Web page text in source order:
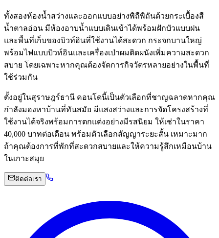
ทั้งสองห้องน้ำสว่างและออกแบบอย่างพิถีพิถันด้วยกระเบื้องสี
น้ำตาลอ่อน มีห้องอาบน้ำแบบเดินเข้าได้พร้อมฝักบัวแบบฝน
และพื้นที่เก็บของบิวท์อินที่ใช้งานได้สะดวก กระจกบานใหญ่
พร้อมไฟแบบบิวท์อินและเครื่องเป่าผมติดผนังเพิ่มความสะดวก
สบาย โดยเฉพาะหากคุณต้องจัดการกิจวัตรหลายอย่างในพื้นที่
ใช้ร่วมกัน
ตั้งอยู่ในสุราษฎร์ธานี คอนโดนี้เป็นตัวเลือกที่ชาญฉลาดหากคุณ
กำลังมองหาบ้านที่ทันสมัย มีแสงสว่างและการจัดโครงสร้างที่
ใช้งานได้จริงพร้อมการตกแต่งอย่างมีรสนิยม ให้เช่าในราคา
40,000 บาทต่อเดือน พร้อมตัวเลือกสัญญาระยะสั้น เหมาะมาก
ถ้าคุณต้องการที่พักที่สะดวกสบายและให้ความรู้สึกเหมือนบ้าน
ในเกาะสมุย
ติดต่อเรา